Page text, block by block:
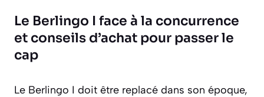
Le Berlingo I face à la concurrence
et conseils d’achat pour passer le
cap
Le Berlingo I doit être replacé dans son époque,